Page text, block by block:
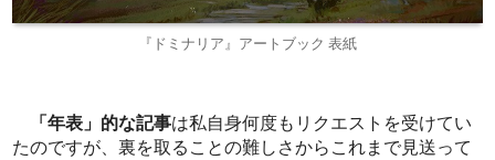
『ドミナリア』アートブック 表紙
「年表」的な記事は私自身何度もリクエストを受けてい
たのですが、裏を取ることの難しさからこれまで見送って